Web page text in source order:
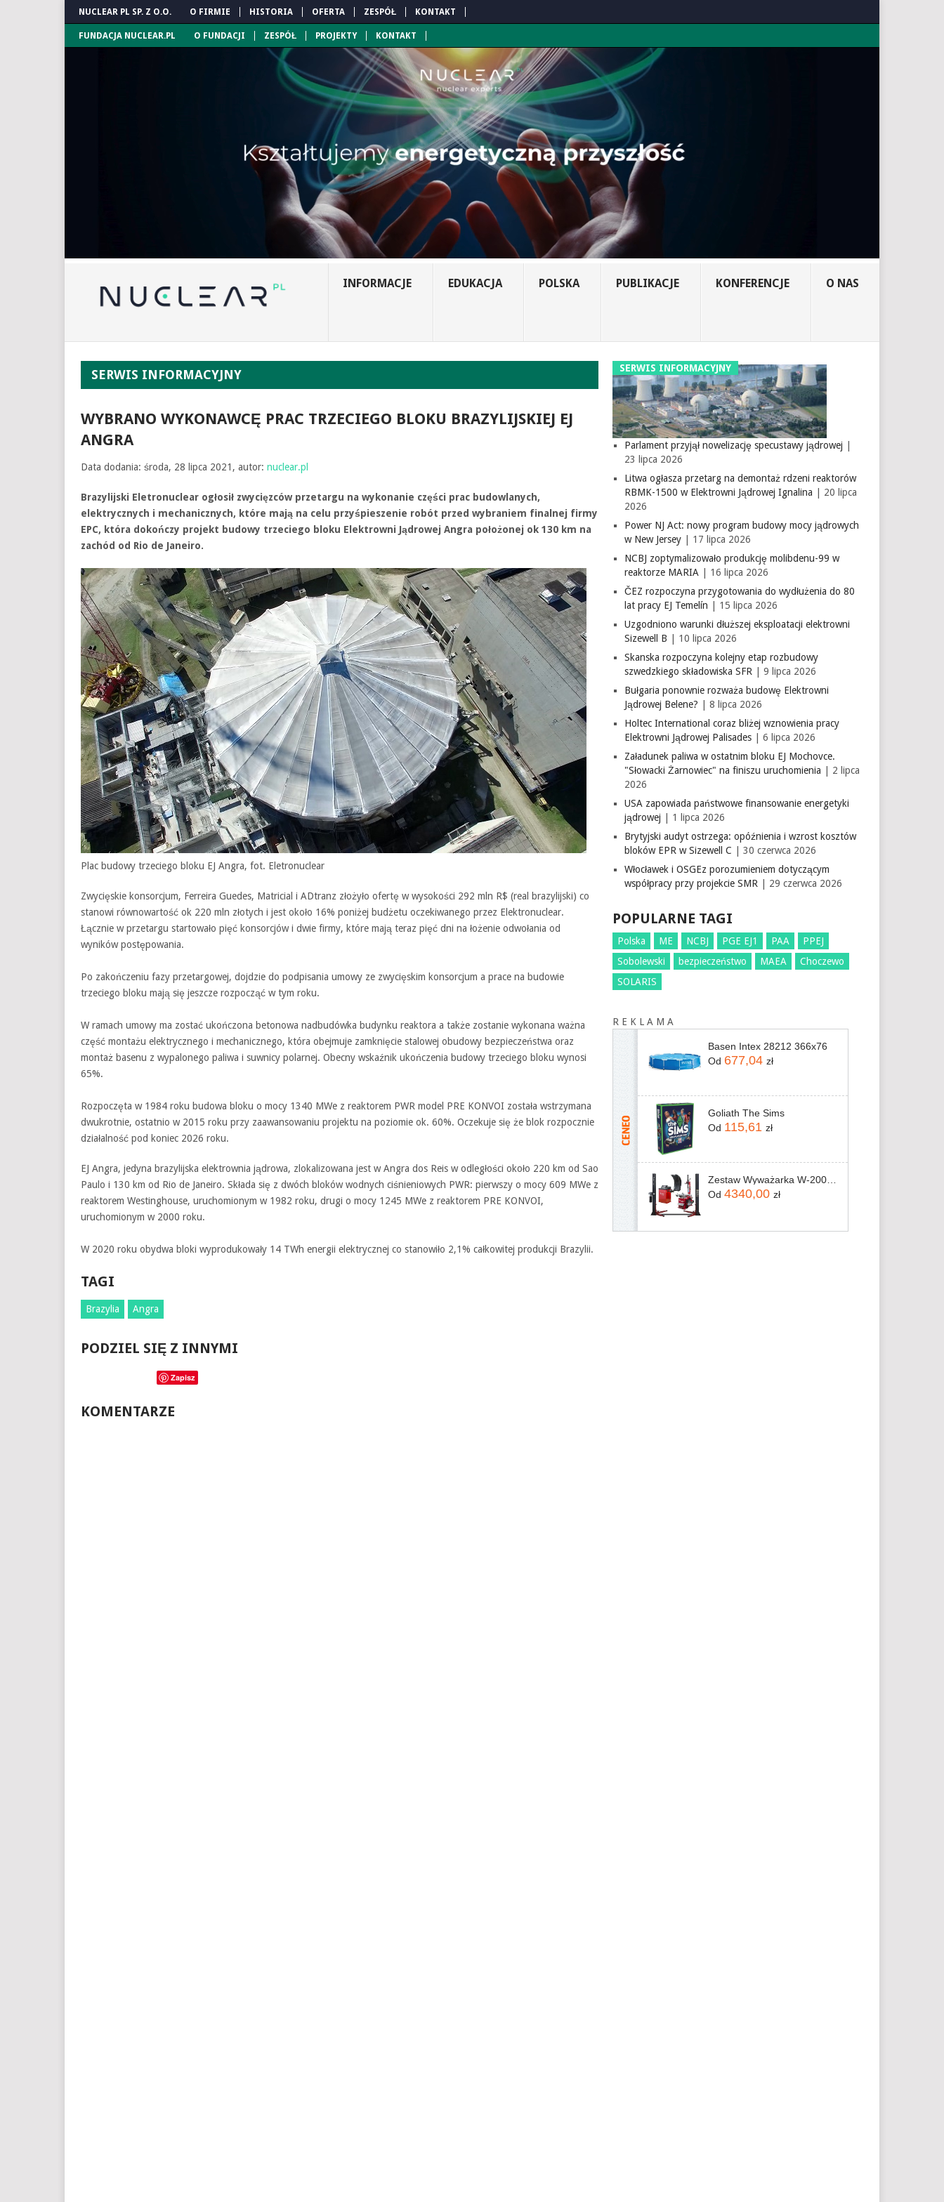
NUCLEAR PL SP. Z O.O. O FIRMIE HISTORIA OFERTA ZESPÓŁ KONTAKT
FUNDACJA NUCLEAR.PL O FUNDACJI ZESPÓŁ PROJEKTY KONTAKT
INFORMACJE EDUKACJA POLSKA PUBLIKACJE KONFERENCJE O NAS
SERWIS INFORMACYJNY
WYBRANO WYKONAWCĘ PRAC TRZECIEGO BLOKU BRAZYLIJSKIEJ EJ
ANGRA
Data dodania: środa, 28 lipca 2021, autor:nuclear.pl
Brazylijski Eletronuclear ogłosił zwycięzców przetargu na wykonanie części prac budowlanych,
elektrycznych i mechanicznych, które mają na celu przyśpieszenie robót przed wybraniem finalnej firmy
EPC, która dokończy projekt budowy trzeciego bloku Elektrowni Jądrowej Angra położonej ok 130 km na
zachód od Rio de Janeiro.
Plac budowy trzeciego bloku EJ Angra, fot. Eletronuclear
Zwycięskie konsorcjum, Ferreira Guedes, Matricial i ADtranz złożyło ofertę w wysokości 292 mln R$ (real brazylijski) co
stanowi równowartość ok 220 mln złotych i jest około 16% poniżej budżetu oczekiwanego przez Elektronuclear.
Łącznie w przetargu startowało pięć konsorcjów i dwie firmy, które mają teraz pięć dni na łożenie odwołania od
wyników postępowania.
Po zakończeniu fazy przetargowej, dojdzie do podpisania umowy ze zwycięskim konsorcjum a prace na budowie
trzeciego bloku mają się jeszcze rozpocząć w tym roku.
W ramach umowy ma zostać ukończona betonowa nadbudówka budynku reaktora a także zostanie wykonana ważna
część montażu elektrycznego i mechanicznego, która obejmuje zamknięcie stalowej obudowy bezpieczeństwa oraz
montaż basenu z wypalonego paliwa i suwnicy polarnej. Obecny wskaźnik ukończenia budowy trzeciego bloku wynosi
65%.
Rozpoczęta w 1984 roku budowa bloku o mocy 1340 MWe z reaktorem PWR model PRE KONVOI została wstrzymana
dwukrotnie, ostatnio w 2015 roku przy zaawansowaniu projektu na poziomie ok. 60%. Oczekuje się że blok rozpocznie
działalność pod koniec 2026 roku.
EJ Angra, jedyna brazylijska elektrownia jądrowa, zlokalizowana jest w Angra dos Reis w odległości około 220 km od Sao
Paulo i 130 km od Rio de Janeiro. Składa się z dwóch bloków wodnych ciśnieniowych PWR: pierwszy o mocy 609 MWe z
reaktorem Westinghouse, uruchomionym w 1982 roku, drugi o mocy 1245 MWe z reaktorem PRE KONVOI,
uruchomionym w 2000 roku.
W 2020 roku obydwa bloki wyprodukowały 14 TWh energii elektrycznej co stanowiło 2,1% całkowitej produkcji Brazylii.
TAGI
Brazylia Angra
PODZIEL SIĘ Z INNYMI
Zapisz
KOMENTARZE
SERWIS INFORMACYJNY
Parlament przyjął nowelizację specustawy jądrowej
23 lipca 2026
Litwa ogłasza przetarg na demontaż rdzeni reaktorów
RBMK-1500 w Elektrowni Jądrowej Ignalina | 20 lipca
2026
Power NJ Act: nowy program budowy mocy jądrowych
w New Jersey | 17 lipca 2026
NCBJ zoptymalizowało produkcję molibdenu-99 w
reaktorze MARIA | 16 lipca 2026
ČEZ rozpoczyna przygotowania do wydłużenia do 80
lat pracy EJ Temelín | 15 lipca 2026
Uzgodniono warunki dłuższej eksploatacji elektrowni
Sizewell B | 10 lipca 2026
Skanska rozpoczyna kolejny etap rozbudowy
szwedzkiego składowiska SFR | 9 lipca 2026
Bułgaria ponownie rozważa budowę Elektrowni
Jądrowej Belene? | 8 lipca 2026
Holtec International coraz bliżej wznowienia pracy
Elektrowni Jądrowej Palisades | 6 lipca 2026
Załadunek paliwa w ostatnim bloku EJ Mochovce.
"Słowacki Żarnowiec" na finiszu uruchomienia | 2 lipca
2026
USA zapowiada państwowe finansowanie energetyki
jądrowej | 1 lipca 2026
Brytyjski audyt ostrzega: opóźnienia i wzrost kosztów
bloków EPR w Sizewell C | 30 czerwca 2026
Włocławek i OSGEz porozumieniem dotyczącym
współpracy przy projekcie SMR | 29 czerwca 2026
POPULARNE TAGI
Polska ME NCBJ PGE EJ1 PAA
PPEJ
Sobolewski
bezpieczeństwo MAEA
Choczewo
SOLARIS
R E K L A M A
Basen Intex 28212 366x76
Od 677,04zł
Goliath The Sims
Od 115,61zł
Od4340,00zł